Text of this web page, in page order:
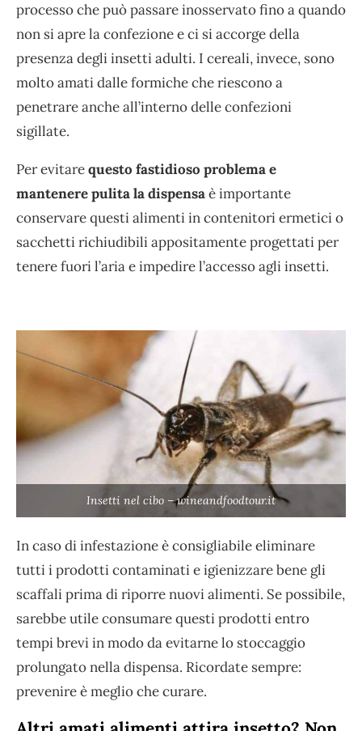
processo che può passare inosservato fino a quando
non si apre la confezione e ci si accorge della
presenza degli insetti adulti. I cereali, invece, sono
molto amati dalle formiche che riescono a
penetrare anche all’interno delle confezioni
sigillate.
Per evitarequesto fastidioso problema e
mantenere pulita la dispensaè importante
conservare questi alimenti in contenitori ermetici o
sacchetti richiudibili appositamente progettati per
tenere fuori l’aria e impedire l’accesso agli insetti.
Insetti nel cibo – wineandfoodtour.it
In caso di infestazione è consigliabile eliminare
tutti i prodotti contaminati e igienizzare bene gli
scaffali prima di riporre nuovi alimenti. Se possibile,
sarebbe utile consumare questi prodotti entro
tempi brevi in modo da evitarne lo stoccaggio
prolungato nella dispensa. Ricordate sempre:
prevenire è meglio che curare.